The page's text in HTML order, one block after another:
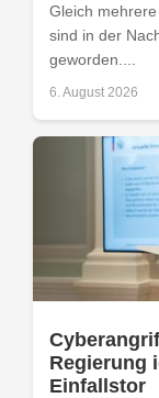
Gleich
sind in der
geworden....
6. August 2026
Regierung
Einfallstor